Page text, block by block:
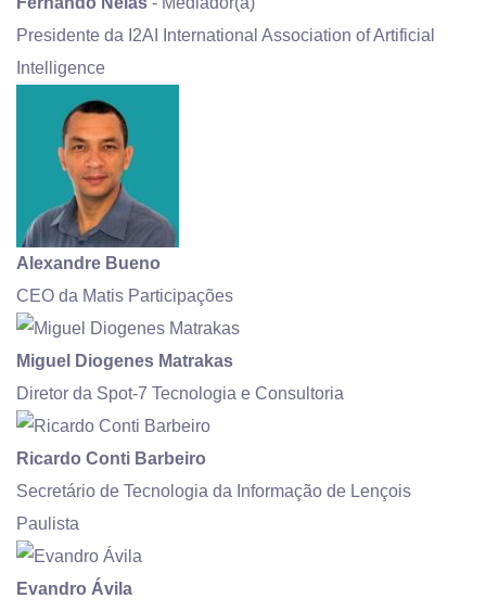
Presidente da I2AI International Association of Artificial
Intelligence
Alexandre Bueno
CEO da Matis Participações
Miguel Diogenes Matrakas
Diretor da Spot-7 Tecnologia e Consultoria
Ricardo Conti Barbeiro
Secretário de Tecnologia da Informação de Lençois
Paulista
Evandro Ávila